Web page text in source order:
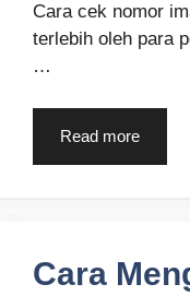
Cara cek nomor
terlebih oleh para
…
Read more
Cara